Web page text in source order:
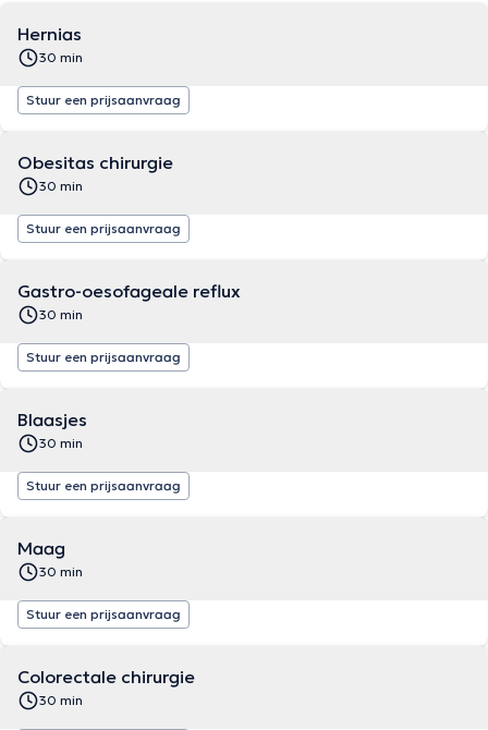
Hernias
30 min
Stuur een prijsaanvraag
Obesitas chirurgie
30 min
Stuur een prijsaanvraag
Gastro-oesofageale reflux
30 min
Stuur een prijsaanvraag
Blaasjes
30 min
Stuur een prijsaanvraag
Maag
30 min
Stuur een prijsaanvraag
Colorectale chirurgie
30 min